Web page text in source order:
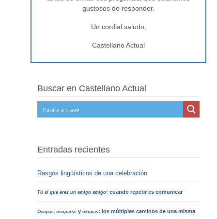
gustosos de responder.
Un cordial saludo,
Castellano Actual
Buscar en Castellano Actual
Entradas recientes
Rasgos lingüísticos de una celebración
Tú sí que eres un amigo amigo: cuando repetir es comunicar
Ocupar,ocuparse yokupas: los múltiples caminos de una misma